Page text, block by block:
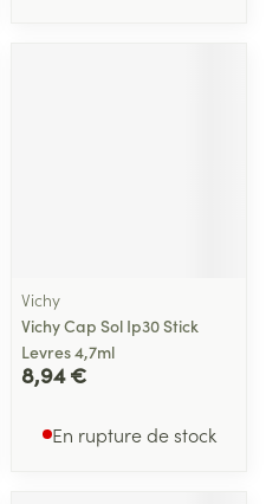
Vichy
Vichy Cap Sol Ip30 Stick
Levres 4,7ml
8,94 €
En rupture de stock